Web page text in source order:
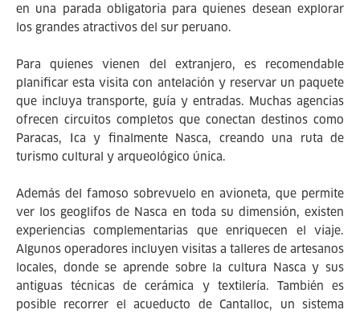
en una parada obligatoria para quienes desean explorar
los grandes atractivos del sur peruano.
Para quienes vienen del extranjero, es recomendable
planificar esta visita con antelación y reservar un paquete
que incluya transporte, guía y entradas. Muchas agencias
ofrecen circuitos completos que conectan destinos como
Paracas, Ica y finalmente Nasca, creando una ruta de
turismo cultural y arqueológico única.
Además del famoso sobrevuelo en avioneta, que permite
ver los geoglifos de Nasca en toda su dimensión, existen
experiencias complementarias que enriquecen el viaje.
Algunos operadores incluyen visitas a talleres de artesanos
locales, donde se aprende sobre la cultura Nasca y sus
antiguas técnicas de cerámica y textilería. También es
posible recorrer el acueducto de Cantalloc, un sistema